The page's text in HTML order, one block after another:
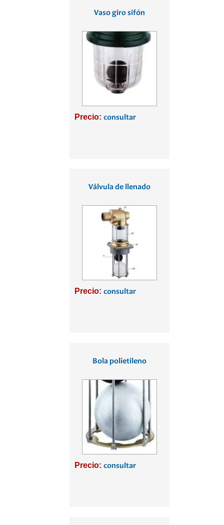
Vaso giro sifón
Precio: consultar
Válvula de llenado
Precio: consultar
Bola polietileno
Precio: consultar